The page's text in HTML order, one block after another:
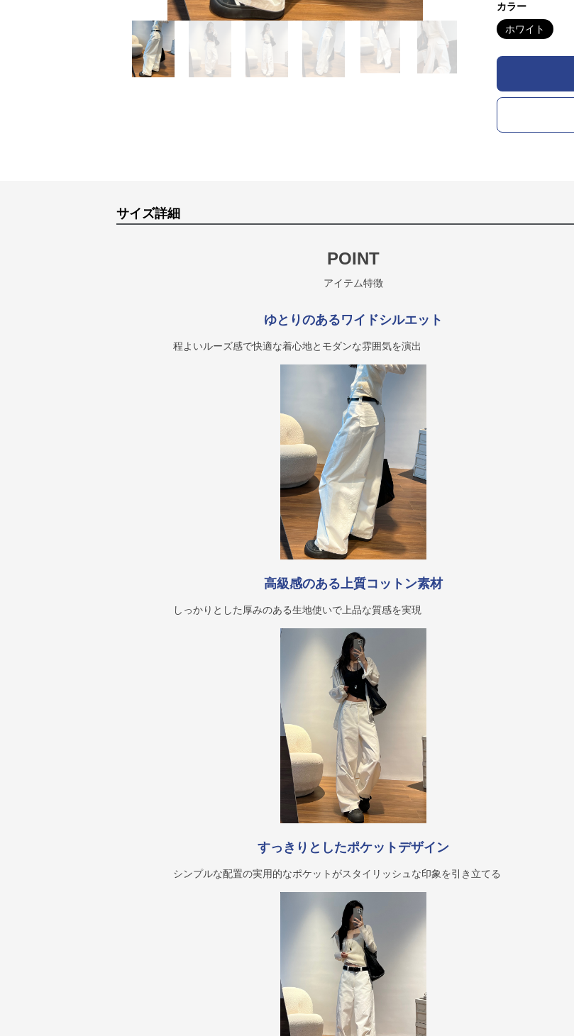
カラー
ホワイト
サイズ詳細
POINT
アイテム特徴
ゆとりのあるワイドシルエット
程よいルーズ感で快適な着心地とモダンな雰囲気を演出
高級感のある上質コットン素材
しっかりとした厚みのある生地使いで上品な質感を実現
すっきりとしたポケットデザイン
シンプルな配置の実用的なポケットがスタイリッシュな印象を引き立てる